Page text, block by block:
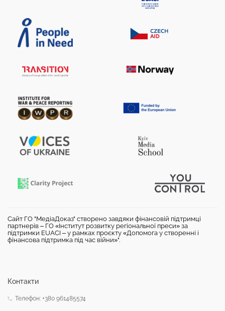
Сайт ГО "МедіаДоказ" створено завдяки фінансовій підтримці
партнерів – ГО «Інститут розвитку регіональної преси» за
підтримки EUACI – у рамках проєкту «Допомога у створенні і
фінансова підтримка під час війни»".
Контакти
Телефон: +380 961485574